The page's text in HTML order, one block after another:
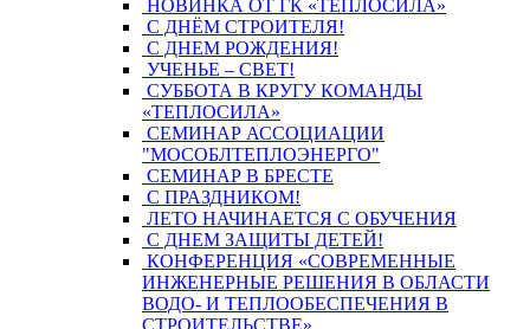
НОВИНКА ОТ ГК «ТЕПЛОСИЛА»
С ДНЁМ СТРОИТЕЛЯ!
С ДНЕМ РОЖДЕНИЯ!
УЧЕНЬЕ – СВЕТ!
СУББОТА В КРУГУ КОМАНДЫ
«ТЕПЛОСИЛА»
СЕМИНАР АССОЦИАЦИИ
"МОСОБЛТЕПЛОЭНЕРГО"
СЕМИНАР В БРЕСТЕ
С ПРАЗДНИКОМ!
ЛЕТО НАЧИНАЕТСЯ С ОБУЧЕНИЯ
С ДНЕМ ЗАЩИТЫ ДЕТЕЙ!
КОНФЕРЕНЦИЯ «СОВРЕМЕННЫЕ
ИНЖЕНЕРНЫЕ РЕШЕНИЯ В ОБЛАСТИ
ВОДО- И ТЕПЛООБЕСПЕЧЕНИЯ В
СТРОИТЕЛЬСТВЕ»